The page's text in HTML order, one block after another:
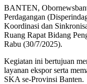
BANTEN,
Perdagangan
Koordinasi dan
Ruang Rapat Bidang
Rabu (30/7/2025).
Kegiatan ini bertujuan
layanan ekspor serta
SKA se-Provinsi Banten.